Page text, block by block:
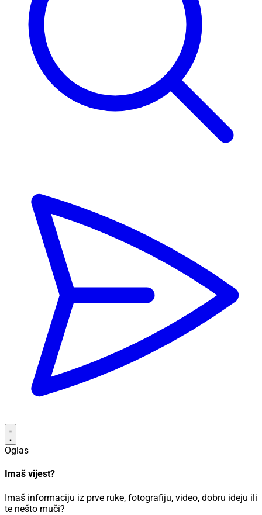
Oglas
Imaš vijest?
Imaš informaciju iz prve ruke, fotografiju, video, dobru ideju ili
te nešto muči?